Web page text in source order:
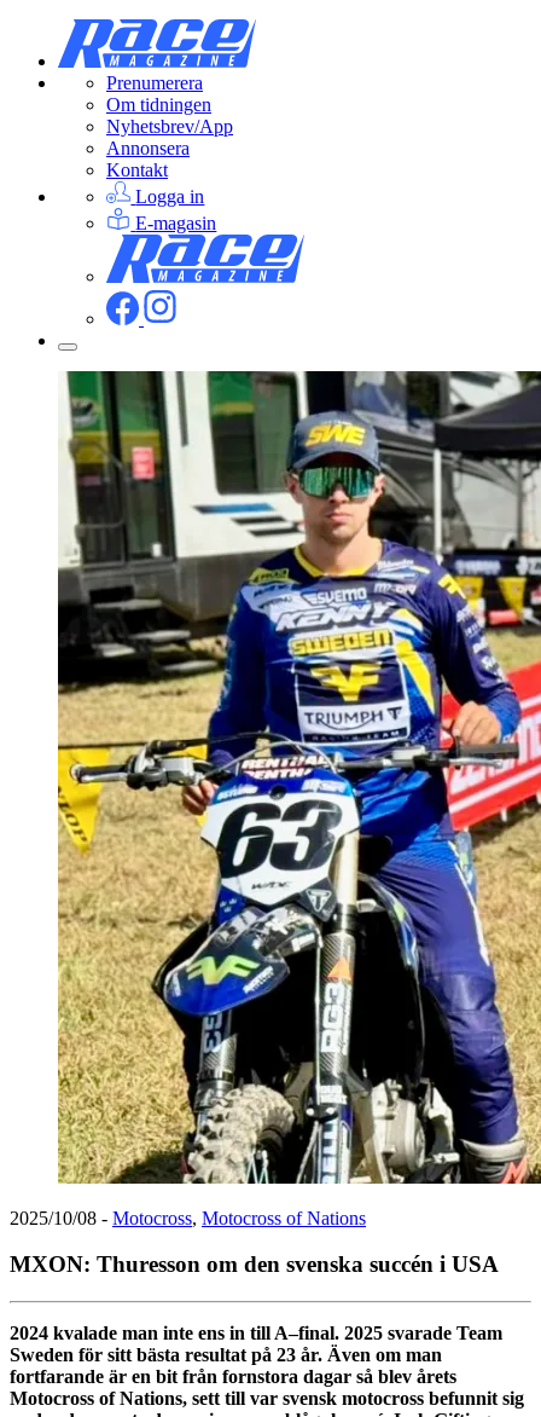
Prenumerera
Om tidningen
Nyhetsbrev/App
Annonsera
Kontakt
Logga in
E-magasin
2025/10/08 - Motocross, Motocross of Nations
MXON: Thuresson om den svenska succén i USA
2024 kvalade man inte ens in till A–final. 2025 svarade Team
Sweden för sitt bästa resultat på 23 år. Även om man
fortfarande är en bit från fornstora dagar så blev årets
Motocross of Nations, sett till var svensk motocross befunnit sig